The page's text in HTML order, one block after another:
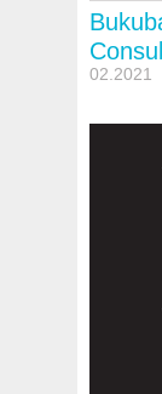
02.2021